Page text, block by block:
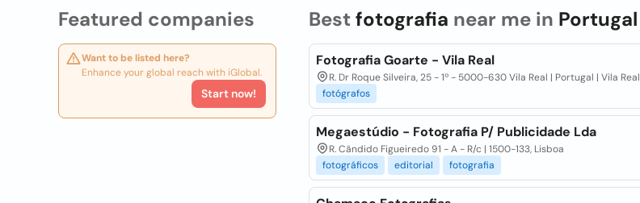
Featured companies
Want to be listed here?
Enhance your global reach with iGlobal.
Start now!
Best fotografia near me in Portugal
Fotografia Goarte - Vila Real
R. Dr Roque Silveira, 25 - 1º - 5000-630 Vila Real | Portugal | Vila Real
fotógrafos
Megaestúdio - Fotografia P/ Publicidade Lda
R. Cândido Figueiredo 91 - A - R/c | 1500-133, Lisboa
fotográficos
editorial fotografia